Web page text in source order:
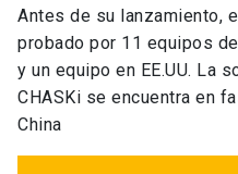
Antes de su lanzamiento,
probado por 11 equipos
y un equipo en EE.UU. La
CHASKi se encuentra en
China